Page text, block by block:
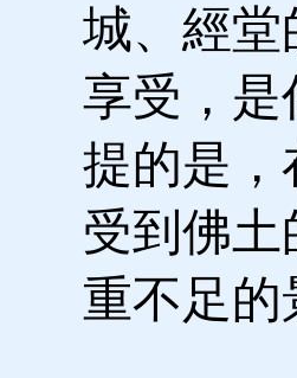
城、經堂
享受，是
提的是，
受到佛
重不足